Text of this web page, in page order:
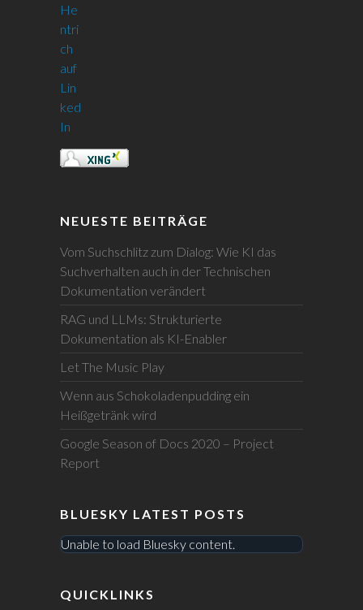
NEUESTE BEITRÄGE
Vom Suchschlitz zum Dialog: Wie KI das
Suchverhalten auch in der Technischen
Dokumentation verändert
RAG und LLMs: Strukturierte
Dokumentation als KI-Enabler
Let The Music Play
Wenn aus Schokoladenpudding ein
Heißgetränk wird
Google Season of Docs 2020 – Project
Report
BLUESKY LATEST POSTS
Unable to load Bluesky content.
QUICKLINKS